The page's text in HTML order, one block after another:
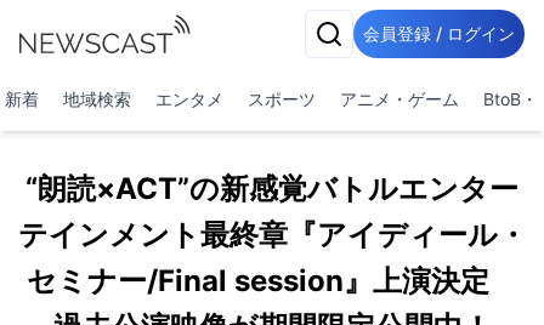
会員登録 / ログイン
新着 地域検索 エンタメ スポーツ アニメ・ゲーム BtoB・
“朗読×ACT”の新感覚バトルエンター
テインメント最終章『アイディール・
セミナー/Final session』上演決定